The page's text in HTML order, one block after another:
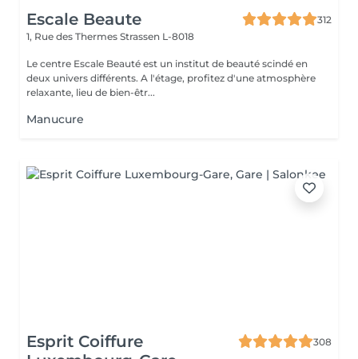
Escale Beaute
312
1, Rue des Thermes Strassen L-8018
Le centre Escale Beauté est un institut de beauté scindé en
deux univers différents. A l'étage, profitez d'une atmosphère
relaxante, lieu de bien-êtr...
Manucure
Esprit Coiffure
308